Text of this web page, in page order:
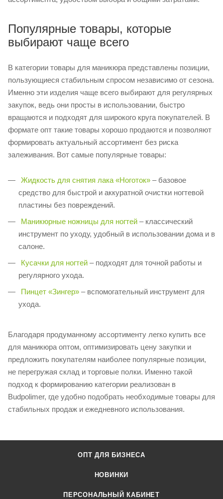
Популярные товары, которые
выбирают чаще всего
В категории товары для маникюра представлены позиции,
пользующиеся стабильным спросом независимо от сезона.
Именно эти изделия чаще всего выбирают для регулярных
закупок, ведь они просты в использовании, быстро
вращаются и подходят для широкого круга покупателей. В
формате опт такие товары хорошо продаются и позволяют
формировать актуальный ассортимент без риска
залеживания. Вот самые популярные товары:
Жидкость для снятия лака «Ноготок» – базовое
средство для быстрой и аккуратной очистки ногтевой
пластины без повреждений.
Маникюрные ножницы для ногтей – классический
инструмент по уходу, удобный в использовании дома и в
салоне.
Кусачки для ногтей – подходят для точной работы и
регулярного ухода.
Пинцет «Зингер» – вспомогательный инструмент для
ухода.
Благодаря продуманному ассортименту легко купить все
для маникюра оптом, оптимизировать цену закупки и
предложить покупателям наиболее популярные позиции,
не перегружая склад и торговые полки. Именно такой
подход к формированию категории реализован в
Budpolimer, где удобно подобрать необходимые товары для
стабильных продаж и ежедневного использования.
ОПТ ДЛЯ БИЗНЕСА
НОВИНКИ
ПЕРСОНАЛЬНЫЙ КАБИНЕТ